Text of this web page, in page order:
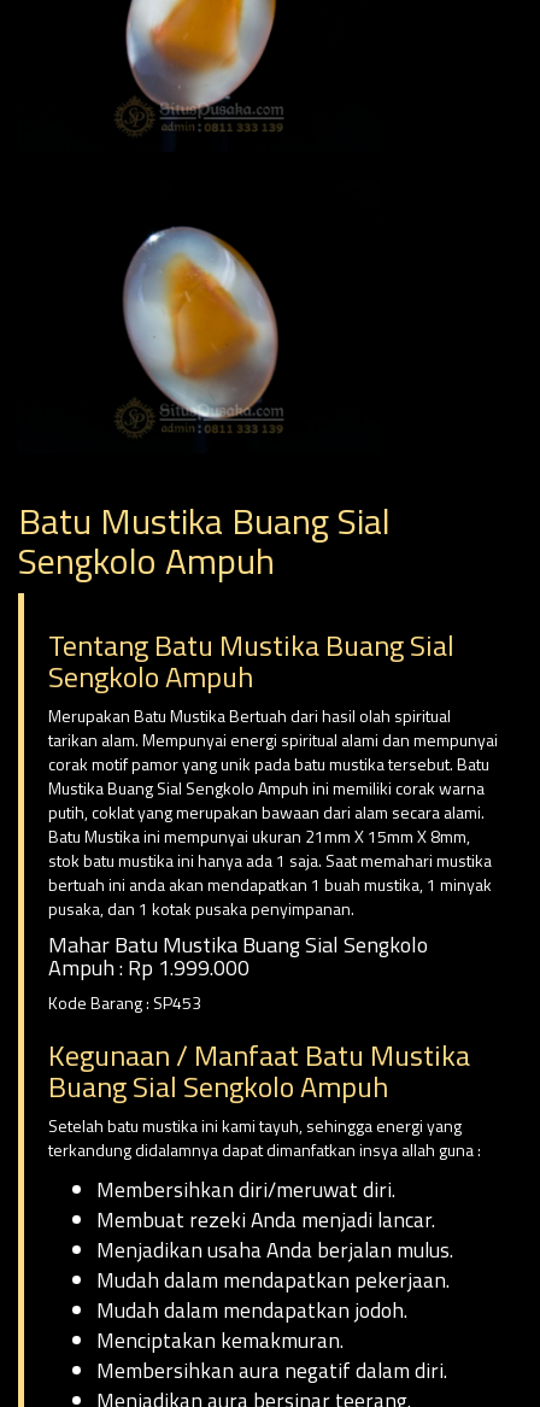
Batu Mustika Buang Sial
Sengkolo Ampuh
Tentang Batu Mustika Buang Sial
Sengkolo Ampuh
Merupakan Batu Mustika Bertuah dari hasil olah spiritual
tarikan alam. Mempunyai energi spiritual alami dan mempunyai
corak motif pamor yang unik pada batu mustika tersebut. Batu
Mustika Buang Sial Sengkolo Ampuh ini memiliki corak warna
putih, coklat yang merupakan bawaan dari alam secara alami.
Batu Mustika ini mempunyai ukuran 21mm X 15mm X 8mm,
stok batu mustika ini hanya ada 1 saja. Saat memahari mustika
bertuah ini anda akan mendapatkan 1 buah mustika, 1 minyak
pusaka, dan 1 kotak pusaka penyimpanan.
Mahar Batu Mustika Buang Sial Sengkolo
Ampuh : Rp 1.999.000
Kode Barang : SP453
Kegunaan / Manfaat Batu Mustika
Buang Sial Sengkolo Ampuh
Setelah batu mustika ini kami tayuh, sehingga energi yang
terkandung didalamnya dapat dimanfatkan insya allah guna :
Membersihkan diri/meruwat diri.
Membuat rezeki Anda menjadi lancar.
Menjadikan usaha Anda berjalan mulus.
Mudah dalam mendapatkan pekerjaan.
Mudah dalam mendapatkan jodoh.
Menciptakan kemakmuran.
Membersihkan aura negatif dalam diri.
Menjadikan aura bersinar teerang.